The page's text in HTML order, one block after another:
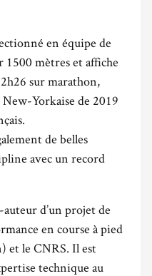
en équipe de
1500 mètres et affiche
sur marathon,
Yorkaise de 2019
de belles
avec un record
d’un projet de
en course à pied
et le CNRS. Il est
technique au